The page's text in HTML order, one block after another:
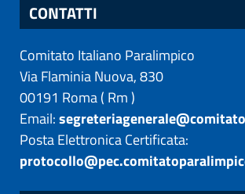
CONTATTI
Comitato Italiano Paralimpico
Via Flaminia Nuova, 830
00191 Roma( Rm)
Email:
Posta Elettronica Certificata: